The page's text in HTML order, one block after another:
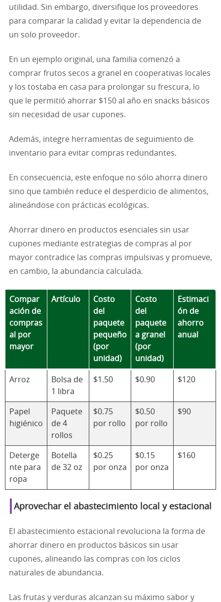
utilidad. Sin embargo, diversifique los proveedores
para comparar la calidad y evitar la dependencia de
un solo proveedor.
En un ejemplo original, una familia comenzó a
comprar frutos secos a granel en cooperativas locales
y los tostaba en casa para prolongar su frescura, lo
que le permitió ahorrar $150 al año en snacks básicos
sin necesidad de usar cupones.
Además, integre herramientas de seguimiento de
inventario para evitar compras redundantes.
En consecuencia, este enfoque no sólo ahorra dinero
sino que también reduce el desperdicio de alimentos,
alineándose con prácticas ecológicas.
Ahorrar dinero en productos esenciales sin usar
cupones mediante estrategias de compras al por
mayor contradice las compras impulsivas y promueve,
en cambio, la abundancia calculada.
Compar
ación de
compras
al por
mayor
Artículo
Costo
del
paquete
pequeño
(por
unidad)
Costo
del
paquete
a granel
(por
unidad)
Estimaci
ón de
ahorro
anual
Arroz
Bolsa de
1 libra
$1.50 $0.90 $120
Papel
higiénico
Paquete
de 4
rollos
$0.75
por rollo
$0.50
por rollo
$90
Deterge
nte para
ropa
Botella
de 32 oz
$0.25
por onza
$0.15
por onza
$160
Aprovechar el abastecimiento local y estacional
El abastecimiento estacional revoluciona la forma de
ahorrar dinero en productos básicos sin usar
cupones, alineando las compras con los ciclos
naturales de abundancia.
Las frutas y verduras alcanzan su máximo sabor y